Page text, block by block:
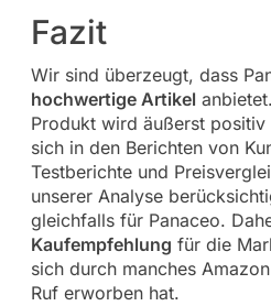
Fazit
Wir sind überzeugt, dass
hochwertige Artikel
Produkt wird äußerst
sich in den Berichten von
Testberichte und
unserer Analyse
gleichfalls für Panaceo.
Kaufempfehlung für die
sich durch manches
Ruf erworben hat.